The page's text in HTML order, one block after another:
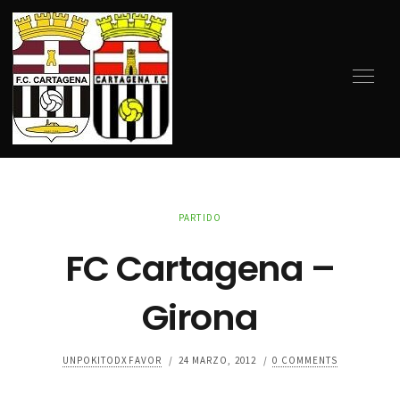
PARTIDO
FC Cartagena –
Girona
UNPOKITODXFAVOR / 24 MARZO, 2012 / 0 COMMENTS